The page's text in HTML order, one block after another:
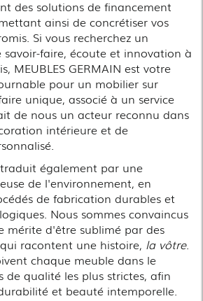
des solutions de financement
ainsi de concrétiser vos
Si vous recherchez un
faire, écoute et innovation à
MEUBLES GERMAIN est votre
pour un mobilier sur
unique, associé à un service
de nous un acteur reconnu dans
intérieure et de
également par une
de l'environnement, en
de fabrication durables et
Nous sommes convaincus
mérite d'être sublimé par des
racontent une histoire, la vôtre.
chaque meuble dans le
de qualité les plus strictes, afin
et beauté intemporelle.